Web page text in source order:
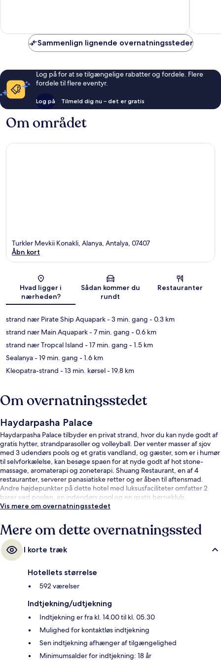
Sammenlign lignende overnatningssteder
Log på for at se tilgængelige rabatter og fordele. Flere
fordele til flere eventyr.
Log på Tilmeld dig nu – det er gratis
Om området
Kort
Turkler Mevkii Konakli, Alanya, Antalya, 07407
Åbn kort
Hvad ligger i
nærheden?
Sådan kommer du
rundt
Restauranter
strand nær Pirate Ship Aquapark- 3 min. gang - 0.3 km
strand nær Main Aquapark- 7 min. gang - 0.6 km
strand nær Tropcal Island - 17 min. gang - 1.5 km
Sealanya- 19 min. gang - 1.6 km
Kleopatra-strand - 13 min. kørsel- 19.8 km
Om overnatningsstedet
Haydarpasha Palace
Haydarpasha Palace tilbyder en privat strand, hvor du kan nyde godt af
gratis hytter, strandparasoller og volleyball. Der venter masser af sjov
med 3 udendørs pools og et gratis vandland, og gæster, som er i humør
til selvforkælelse, kan besøge spaen for at nyde godt af hot stone-
massage, aromaterapi og zoneterapi. Shuang Restaurant, en af 4
restauranter, serverer panasiatiske retter og er åben til aftensmad.
Andre højdepunkter på dette hotel med luksusfaciliteter omfatter 2
barer ved poolen, en indendørs pool og en gratis børneklub.
Vis mere om overnatningsstedet
Mere om dette overnatningssted
I korte træk
Hotellets størrelse
592 værelser
Indtjekning/udtjekning
Indtjekning er fra kl. 14.00 til kl. 05.30
Mulighed for kontaktløs indtjekning
Sen indtjekning afhænger af tilgængelighed
Minimumsalder for indtjekning: 18 år